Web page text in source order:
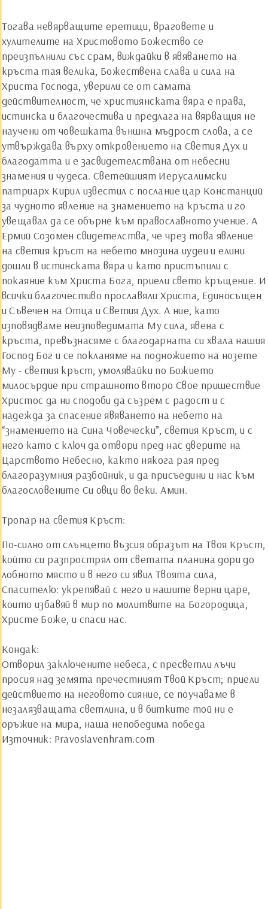
Тогава невярващите еретици, враговете и
хулителите на Христовото Божество се
преизпълнили със срам, виждайки в явяването на
кръста тая велика, Божествена слава и сила на
Христа Господа, уверили се от самата
действителност, че християнската вяра е права,
истинска и благочестива и предлага на вярващия не
научени от човешката външна мъдрост слова, а се
утвърждава върху откровението на Светия Дух и
благодатта и е засвидетелствана от небесни
знамения и чудеса. Светейшият Иерусалимски
патриарх Кирил известил с послание цар Констанций
за чудното явление на знамението на кръста и го
увещавал да се обърне към православното учение. А
Ермий Созомен свидетелства, че чрез това явление
на светия кръст на небето мнозина иудеи и елини
дошли в истинската вяра и като пристъпили с
покаяние към Христа Бога, приели свето кръщение. И
всички благочестиво прославяли Христа, Единосъщен
и Съвечен на Отца и Светия Дух. А ние, като
изповядваме неизповедимата Му сила, явена с
кръста, превъзнасяме с благодарната си хвала нашия
Господ Бог и се покланяме на подножието на нозете
Му - светия кръст, умолявайки по Божието
милосърдие при страшното второ Свое пришествие
Христос да ни сподоби да съзрем с радост и с
надежда за спасение явяването на небето на
“знамението на Сина Човечески”, светия Кръст, и с
него като с ключ да отвори пред нас дверите на
Царството Небесно, както някога рая пред
благоразумния разбойник, и да присъедини и нас към
благословените Си овци во веки. Амин.
Тропар на светия Кръст:
По-силно от слънцето възсия образът на Твоя Кръст,
който си разпрострял от светата планина дори до
лобното място и в него си явил Твоята сила,
Спасителю: укрепявай с него и нашите верни царе,
които избавяй в мир по молитвите на Богородица,
Христе Боже, и спаси нас.
Кондак:
Отворил заключените небеса, с пресветли лъчи
просия над земята пречестният Твой Кръст; приели
действието на неговото сияние, се поучаваме в
незалязващата светлина, и в битките той ни е
оръжие на мира, наша непобедима победа
Източник: Pravoslavenhram.com